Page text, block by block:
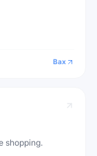
Bax
shopping.